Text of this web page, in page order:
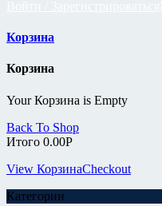
Корзина
Корзина
Your Корзина is Empty
Back To Shop
Итого 0.00Р
View КорзинаCheckout
Категории